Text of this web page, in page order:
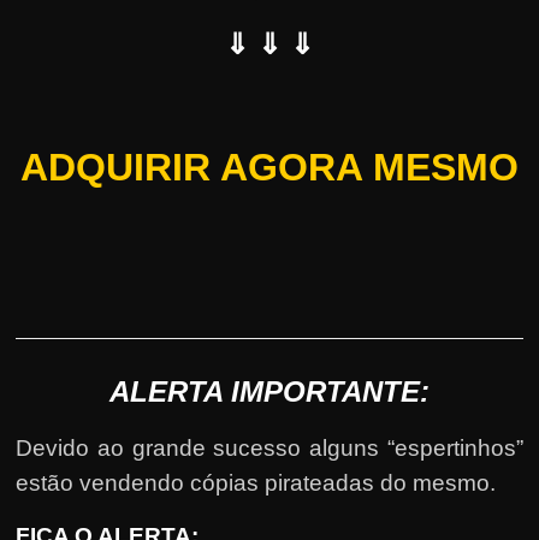
⇓ ⇓ ⇓
ADQUIRIR AGORA MESMO
ALERTA IMPORTANTE:
Devido ao grande sucesso alguns “espertinhos”
estão vendendo cópias pirateadas do mesmo.